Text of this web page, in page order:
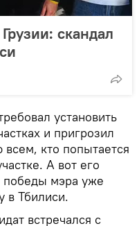
скандал
установить
и пригрозил
всем, кто попытается
А вот его
победы мэра уже
в Тбилиси.
встречался с